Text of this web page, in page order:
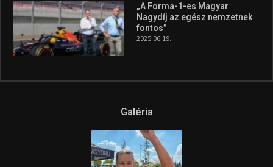
„A Forma-1-es Magyar
Nagydíj az egész nemzetnek
fontos”
2025.06.19.
Galéria